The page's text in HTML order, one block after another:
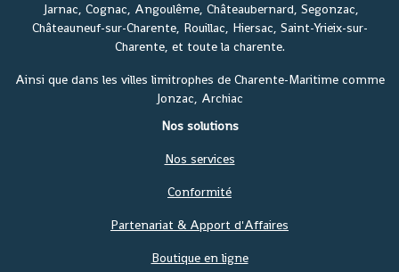
Jarnac, Cognac, Angoulême, Châteaubernard, Segonzac,
Châteauneuf-sur-Charente, Rouillac, Hiersac, Saint-Yrieix-sur-
Charente, et toute la charente.
Ainsi que dans les villes limitrophes de Charente-Maritime comme
Jonzac, Archiac
Nos solutions
Nos services
Conformité
Partenariat & Apport d'Affaires
Boutique en ligne